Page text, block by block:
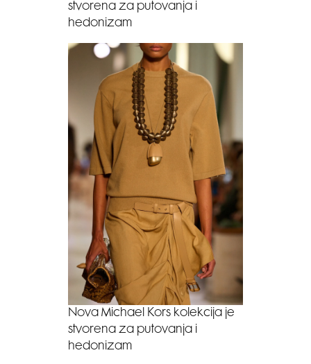
stvorena za putovanja i
hedonizam
Nova Michael Kors kolekcija je
stvorena za putovanja i
hedonizam